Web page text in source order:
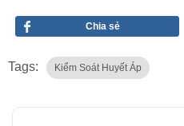
Chia sẻ
Tags: Kiểm Soát Huyết Áp